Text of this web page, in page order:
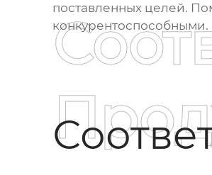
поставленных целей.
конкурентоспособными.